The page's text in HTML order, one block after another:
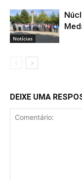
Notícias
DEIXE UMA